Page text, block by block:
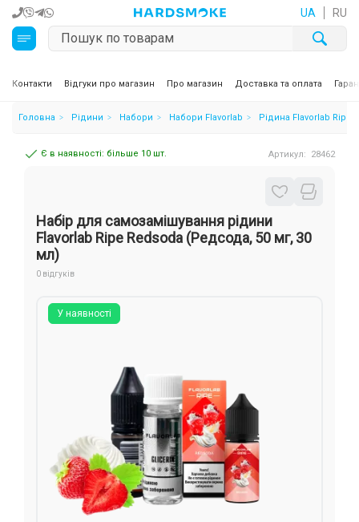
UA RU
Кальяни
Тютюн для кальяну та кальянні суміші
Вугілля для кальяну
Аксесуари для кальяну
Електронні сигарети (POD)
Комплектуючі для POD
Подарункові набори
Знижки та опт
Контакти Відгуки про магазин Про магазин Доставка та оплата
Головна Рідини Набори Набори Flavorlab Рідина Flavorlab Ripe
Є в наявності: більше 10 шт. Артикул: 28462
Набір для самозамішування рідини
Flavorlab Ripe Redsoda (Редсода, 50 мг, 30
мл)
0 відгуків
У наявності